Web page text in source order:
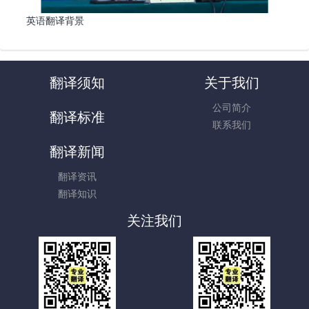
英语翻译背景
翻译须知 关于我们
公司简介
联系我们
翻译标准
翻译新闻
翻译资讯
翻译知识
关注我们